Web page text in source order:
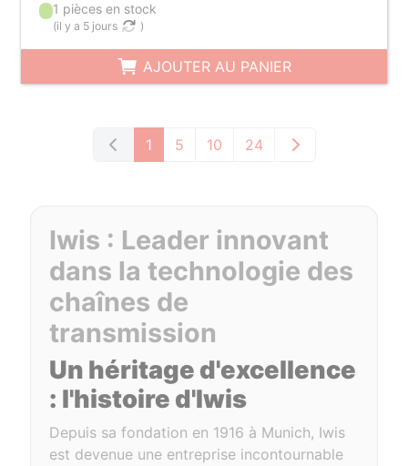
1 pièces en stock
(il y a 5 jours )
AJOUTER AU PANIER
1 5 10 24
Iwis : Leader innovant
dans la technologie des
chaînes de
transmission
Un héritage d'excellence
: l'histoire d'Iwis
Depuis sa fondation en 1916 à Munich, Iwis
est devenue une entreprise incontournable